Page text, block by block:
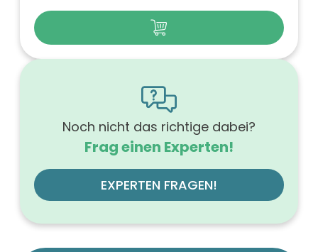
Noch nicht das richtige dabei?
Frag einen Experten!
EXPERTEN FRAGEN!